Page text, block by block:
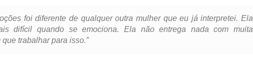
foi diferente de qualquer outra mulher que eu já interpretei. Ela
difícil quando se emociona. Ela não entrega nada com muita
trabalhar para isso.”